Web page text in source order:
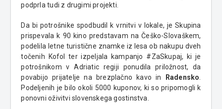
podprla tudi z drugimi projekti.
Da bi potrošnike spodbudil k vrnitvi v lokale, je Skupina
prispevala k 90 kino predstavam na Češko-Slovaškem,
podelila letne turistične znamke iz lesa ob nakupu dveh
točenih Kofol ter izpeljala kampanjo #ZaSkupaj, ki je
potrošnikom v Adriatic regiji ponudila priložnost, da
povabijo prijatelje na brezplačno kavo in
Radensko
Podeljenih je bilo okoli 5000 kuponov, ki so pripomogli k
ponovni oživitvi slovenskega gostinstva.